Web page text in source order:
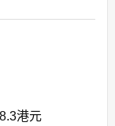
港元